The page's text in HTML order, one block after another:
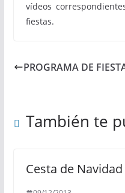
vídeos
fiestas.
PROGRAMA DE
También te
Cesta de Navidad